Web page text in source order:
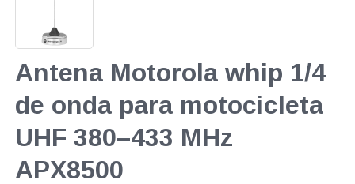
Antena Motorola whip 1/4
de onda para motocicleta
UHF 380–433 MHz
APX8500